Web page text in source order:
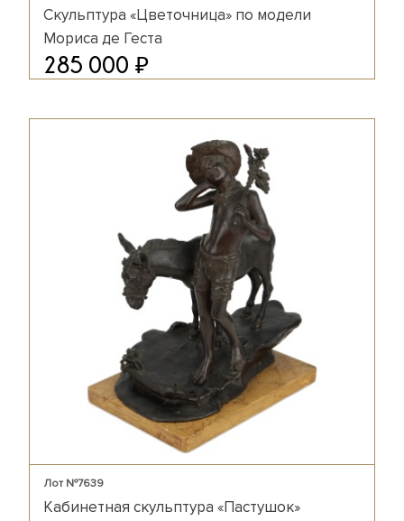
Скульптура «Цветочница» по модели
Мориса де Геста
285 000 ₽
Лот №7639
Кабинетная скульптура «Пастушок»